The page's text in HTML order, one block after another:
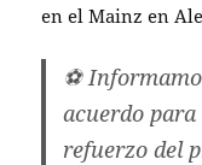
en el Mainz en
⚽
acuerdo para
refuerzo del